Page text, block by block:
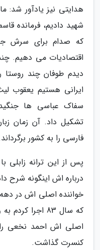
هدایتی نیز یادآور
شهید دادیم، فرمانده
که صدام برای سرش
اقتصادیات می دهیم.
دیدم طوفان چند روستا
ایرانی هستیم یعقوب
سفاک عباسی ها
تشکیل داد. آن زمان
فارسی را به کشور
پس از این ترانه
درباره اش اینگونه شرح
که سال 83 اجرا
اصلی اش احمد نخعی
کنسرت گذاشت.